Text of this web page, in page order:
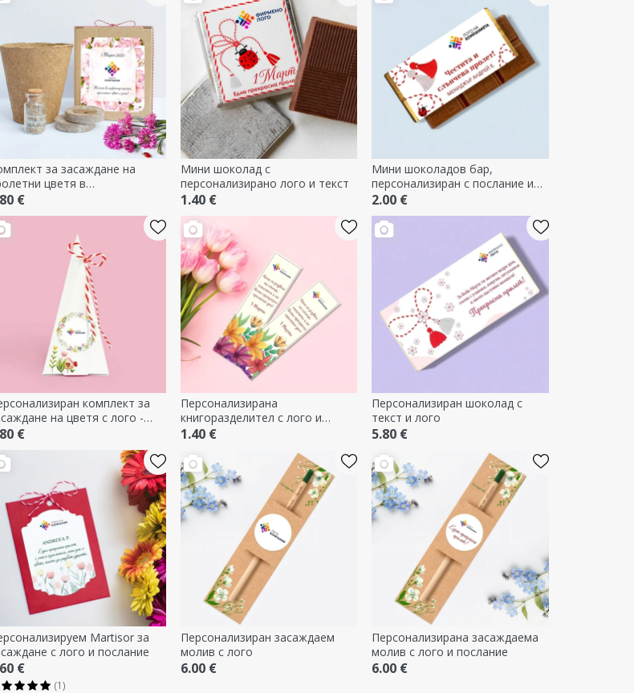
за засаждане на
цветя в
кутия с лого и
€
Мини шоколад с
персонализирано лого и текст
1.40 €
Мини шоколадов бар,
персонализиран с послание и
лого
2.00 €
комплект за
на цветя с лого -
€
Персонализирана
книгоразделител с лого и
пролетно послание
1.40 €
Персонализиран шоколад с
текст и лого
5.80 €
Martisor за
с лого и послание
€
(1)
Персонализиран засаждаем
молив с лого
6.00 €
Персонализирана засаждаема
молив с лого и послание
6.00 €